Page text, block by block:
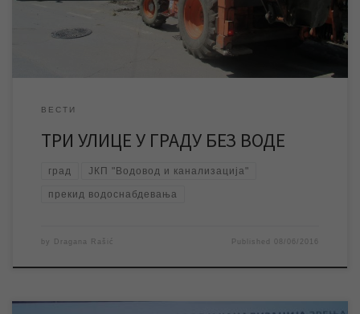
12 часова. По завршетку радова […]
ВЕСТИ
ТРИ УЛИЦЕ У ГРАДУ БЕЗ ВОДЕ
град ЈКП "Водовод и канализација"
прекид водоснабдевања
by Dragana Rašić Published 08/06/2016